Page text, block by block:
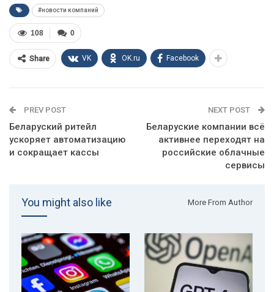
#новости компаний
0
108
Share VK OK.ru Facebook
PREV POST
Беларуский ритейл
ускоряет автоматизацию
и сокращает кассы
NEXT POST
Беларуские компании всё
активнее переходят на
российские облачные
сервисы
You might also like More From Author